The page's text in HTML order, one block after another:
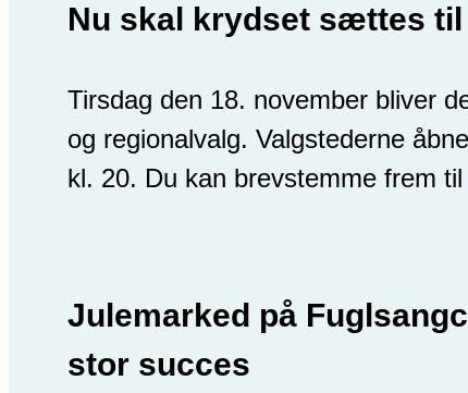
Nu skal krydset sættes
Tirsdag den 18. november bliver
og regionalvalg. Valgstederne
kl. 20. Du kan brevstemme frem
Julemarked på
stor succes